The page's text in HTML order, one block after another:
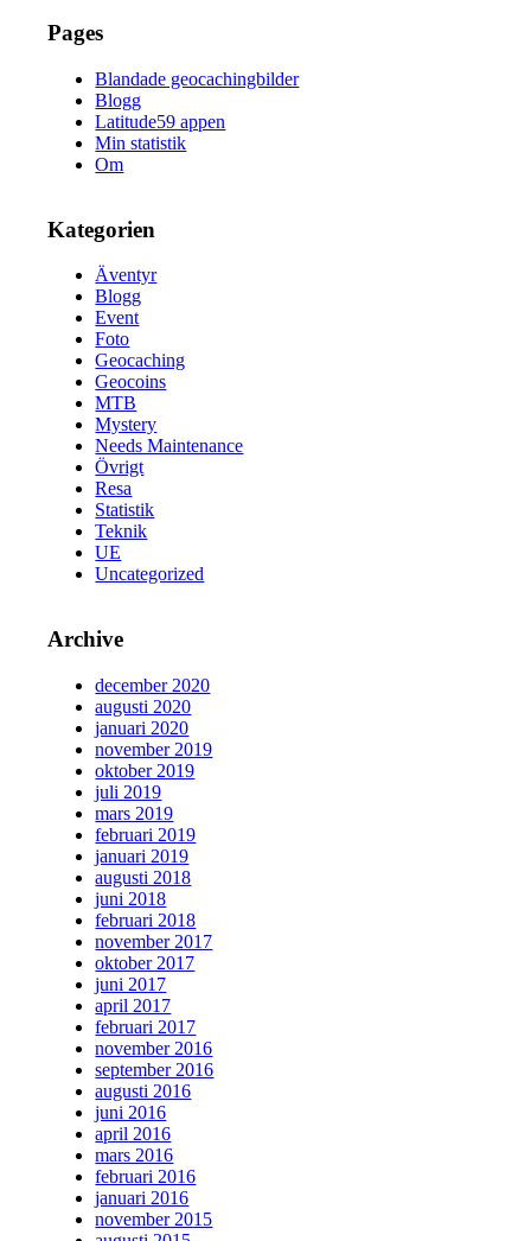
Pages
Blandade geocachingbilder
Blogg
Latitude59 appen
Min statistik
Om
Kategorien
Äventyr
Blogg
Event
Foto
Geocaching
Geocoins
MTB
Mystery
Needs Maintenance
Övrigt
Resa
Statistik
Teknik
UE
Uncategorized
Archive
december 2020
augusti 2020
januari 2020
november 2019
oktober 2019
juli 2019
mars 2019
februari 2019
januari 2019
augusti 2018
juni 2018
februari 2018
november 2017
oktober 2017
juni 2017
april 2017
februari 2017
november 2016
september 2016
augusti 2016
juni 2016
april 2016
mars 2016
februari 2016
januari 2016
november 2015